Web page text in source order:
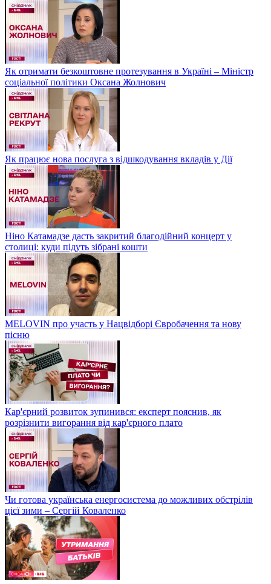
Як отримати безкоштовне протезування в Україні – Міністр
соціальної політики Оксана Жолнович
Як працює нова послуга з відшкодування вкладів у Дії
Ніно Катамадзе дасть закритий благодійний концерт у
столиці: куди підуть зібрані кошти
MELOVIN про участь у Нацвідборі Євробачення та нову
пісню
Кар'єрний розвиток зупинився: експерт пояснив, як
розрізнити вигорання від кар'єрного плато
Чи готова українська енергосистема до можливих обстрілів
цієї зими – Сергій Коваленко